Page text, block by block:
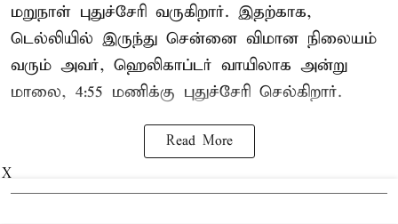
மறுநாள் புதுச்சேரி வருகிறார். இதற்காக,
டெல்லியில் இருந்து சென்னை விமான நிலையம்
வரும் அவர், ஹெலிகாப்டர் வாயிலாக அன்று
மாலை, 4:55 மணிக்கு புதுச்சேரி செல்கிறார்.
Read More
X